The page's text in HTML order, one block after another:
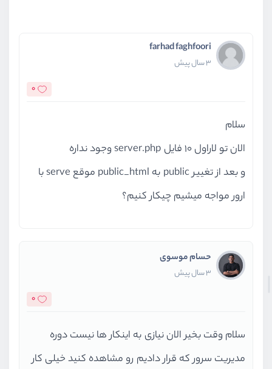
farhad faghfoori
3 سال پیش
0
سلام
الان تو لاراول 10 فایل server.php وجود نداره
و بعد از تغییر public به public_html موقع serve با
ارور مواجه میشیم چیکار کنیم؟
حسام موسوی
3 سال پیش
0
سلام وقت بخیر الان نیازی به اینکار ها نیست دوره
مدیریت سرور که قرار دادیم رو مشاهده کنید خیلی کار